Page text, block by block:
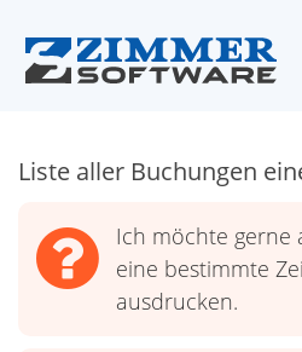
Liste aller Buchungen
Ich möchte gerne
eine bestimmte
ausdrucken.